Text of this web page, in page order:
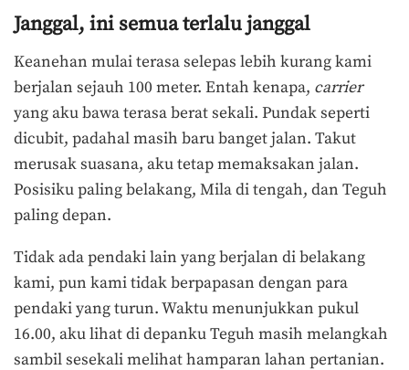
Janggal, ini semua terlalu janggal
Keanehan mulai terasa selepas lebih kurang kami
berjalan sejauh 100 meter. Entah kenapa, carrier
yang aku bawa terasa berat sekali. Pundak seperti
dicubit, padahal masih baru banget jalan. Takut
merusak suasana, aku tetap memaksakan jalan.
Posisiku paling belakang, Mila di tengah, dan Teguh
paling depan.
Tidak ada pendaki lain yang berjalan di belakang
kami, pun kami tidak berpapasan dengan para
pendaki yang turun. Waktu menunjukkan pukul
16.00, aku lihat di depanku Teguh masih melangkah
sambil sesekali melihat hamparan lahan pertanian.